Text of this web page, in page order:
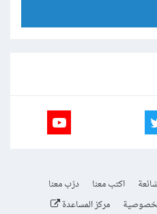
اكتب معنا
درّب معنا
مركز المساعدة